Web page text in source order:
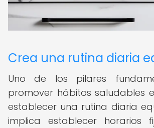
Crea una rutina diaria
Uno de los pilares
promover hábitos saludables
establecer una rutina diaria
implica establecer horarios